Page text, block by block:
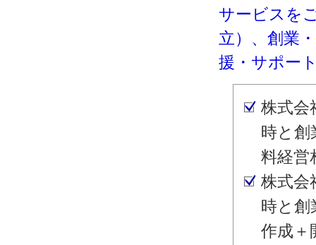
サービスを
立）、創業
援・サポー
株式会
時と創
料経営
株式会
時と創
作成＋